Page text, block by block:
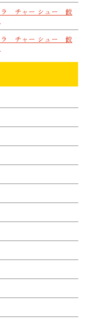
チャー シュー 餃
チャー シュー 餃